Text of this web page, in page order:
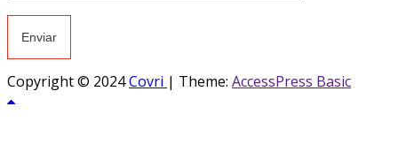
Copyright © 2024Covri | Theme: AccessPress Basic